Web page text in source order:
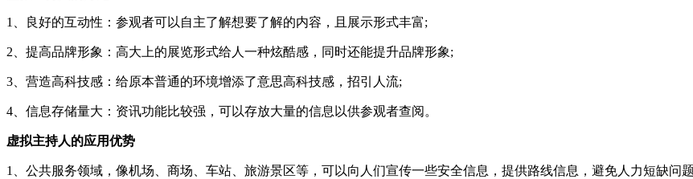
1、良好的互动性：参观者可以自主了解想要了解的内容，且展示形式丰富;
2、提高品牌形象：高大上的展览形式给人一种炫酷感，同时还能提升品牌形象;
3、营造高科技感：给原本普通的环境增添了意思高科技感，招引人流;
4、信息存储量大：资讯功能比较强，可以存放大量的信息以供参观者查阅。
虚拟主持人的应用优势
1、公共服务领域，像机场、商场、车站、旅游景区等，可以向人们宣传一些安全信息，提供路线信息，避免人力短缺